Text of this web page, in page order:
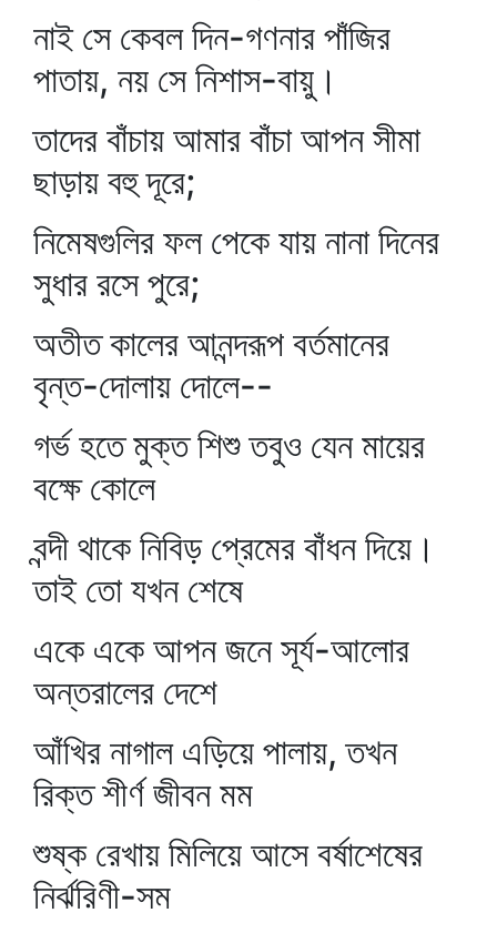
নাই সে কেবল দিন-গণনার পাঁজির
পাতায়, নয় সে নিশাস-বায়ু।
তাদের বাঁচায় আমার বাঁচা আপন সীমা
ছাড়ায় বহু দূরে;
নিমেষগুলির ফল পেকে যায় নানা দিনের
সুধার রসে পুরে;
অতীত কালের আনন্দরূপ বর্তমানের
বৃন্ত-দোলায় দোলে--
গর্ভ হতে মুক্ত শিশু তবুও যেন মায়ের
বক্ষে কোলে
বন্দী থাকে নিবিড় প্রেমের বাঁধন দিয়ে।
তাই তো যখন শেষে
একে একে আপন জনে সূর্য-আলোর
অন্তরালের দেশে
আঁখির নাগাল এড়িয়ে পালায়, তখন
রিক্ত শীর্ণ জীবন মম
শুষ্ক রেখায় মিলিয়ে আসে বর্ষাশেষের
নির্ঝরিণী-সম